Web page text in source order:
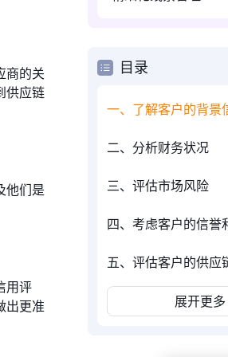
商的关
供应链
他们是
用评
出更准
目录
一、了解客户的背景
二、分析财务状况
三、评估市场风险
四、考虑客户的信誉
五、评估客户的供应
展开更多